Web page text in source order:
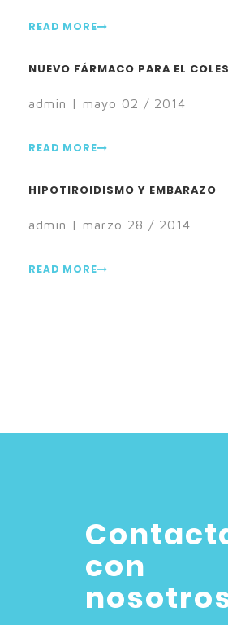
READ MORE
NUEVO FÁRMACO PARA EL
admin | mayo 02 / 2014
READ MORE
HIPOTIROIDISMO Y EMBARAZO
admin | marzo 28 / 2014
READ MORE
con